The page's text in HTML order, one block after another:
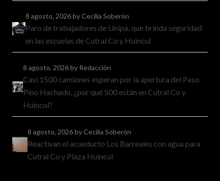
8 agosto, 2026by Cecilia Soberón
Paro de trabajadores de Unipa, que brinda seguridad
en las escuelas de Cutral Co y Huincul
8 agosto, 2026by Redacción
Casi 1500 camiones esperan por la apertura del Paso
Pino Hachado, ¿por qué 500 están en Cutral Co y
Huincul?
8 agosto, 2026by Cecilia Soberón
Reactivan el acueducto Los Barreales con agua para
Cutral Co y Plaza Huincul